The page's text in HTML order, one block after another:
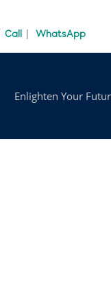
Call | WhatsApp
Enlighten Your